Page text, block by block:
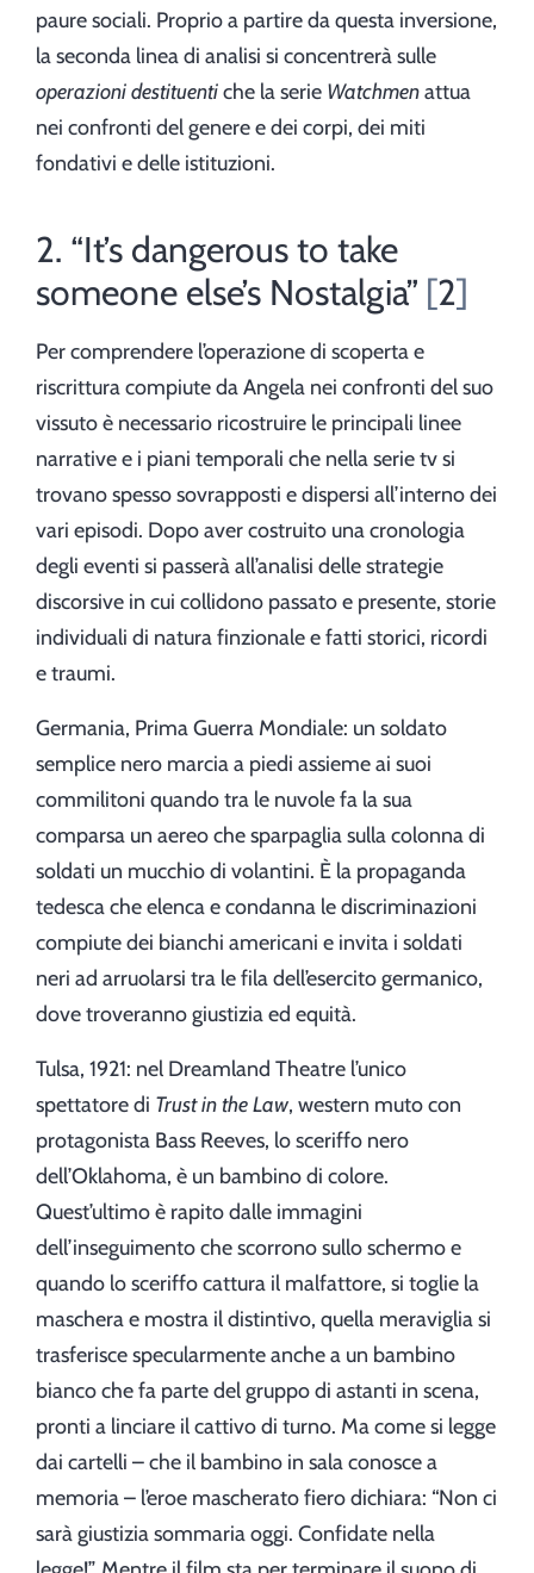
paure sociali. Proprio a partire da questa inversione,
la seconda linea di analisi si concentrerà sulle
operazioni destituentiche la serie Watchmenattua
nei confronti del genere e dei corpi, dei miti
fondativi e delle istituzioni.
2. “It’s dangerous to take
someone else’s Nostalgia” 2
Per comprendere l’operazione di scoperta e
riscrittura compiute da Angela nei confronti del suo
vissuto è necessario ricostruire le principali linee
narrative e i piani temporali che nella serie tv si
trovano spesso sovrapposti e dispersi all’interno dei
vari episodi. Dopo aver costruito una cronologia
degli eventi si passerà all’analisi delle strategie
discorsive in cui collidono passato e presente, storie
individuali di natura finzionale e fatti storici, ricordi
e traumi.
Germania, Prima Guerra Mondiale: un soldato
semplice nero marcia a piedi assieme ai suoi
commilitoni quando tra le nuvole fa la sua
comparsa un aereo che sparpaglia sulla colonna di
soldati un mucchio di volantini. È la propaganda
tedesca che elenca e condanna le discriminazioni
compiute dei bianchi americani e invita i soldati
neri ad arruolarsi tra le fila dell’esercito germanico,
dove troveranno giustizia ed equità.
Tulsa, 1921: nel Dreamland Theatre l’unico
spettatore di Trust in the Law, western muto con
protagonista Bass Reeves, lo sceriffo nero
dell’Oklahoma, è un bambino di colore.
Quest’ultimo è rapito dalle immagini
dell’inseguimento che scorrono sullo schermo e
quando lo sceriffo cattura il malfattore, si toglie la
maschera e mostra il distintivo, quella meraviglia si
trasferisce specularmente anche a un bambino
bianco che fa parte del gruppo di astanti in scena,
pronti a linciare il cattivo di turno. Ma come si legge
dai cartelli – che il bambino in sala conosce a
memoria – l’eroe mascherato fiero dichiara: “Non ci
sarà giustizia sommaria oggi. Confidate nella